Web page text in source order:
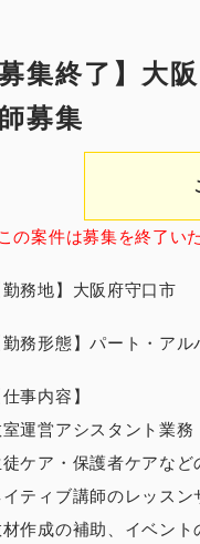
募集終了】大
募集
の案件は募集を終了い
勤務地】大阪府守口市
勤務形態】パート・アル
仕事内容】
運営アシスタント業務
ケア・保護者ケアなど
イティブ講師のレッスン
作成の補助、イベント